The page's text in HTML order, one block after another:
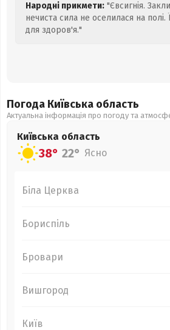
Народні прикмети: "Євсигнія.
нечиста сила не оселилася на
для здоров'я."
Погода Київська область
Актуальна інформація про погоду та
Київська область
38° 22° Ясно
Біла Церква
Бориспіль
Бровари
Вишгород
Київ